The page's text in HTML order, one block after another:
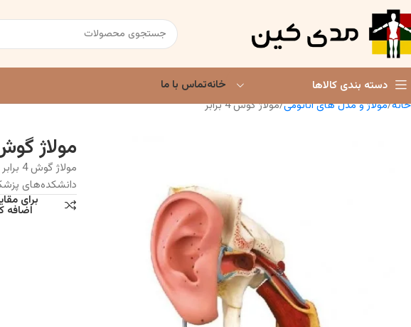
دسته بندی کالاها خانهتماس با ما
خانه مولاژ و مدل های آناتومی مولاژ گوش 4 برابر
مولاژ گوش 4
دانشکده‌های
برای
اضافه